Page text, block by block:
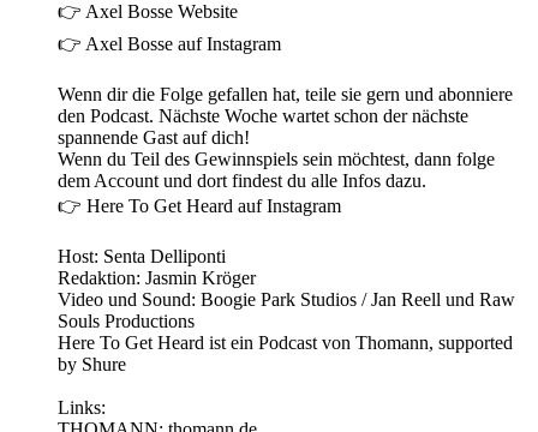
👉 Axel Bosse Website
👉 Axel Bosse auf Instagram
Wenn dir die Folge gefallen hat, teile sie gern und abonniere
den Podcast. Nächste Woche wartet schon der nächste
spannende Gast auf dich!
Wenn du Teil des Gewinnspiels sein möchtest, dann folge
dem Account und dort findest du alle Infos dazu.
👉 Here To Get Heard auf Instagram
Host: Senta Delliponti
Redaktion: Jasmin Kröger
Video und Sound: Boogie Park Studios / Jan Reell und Raw
Souls Productions
Here To Get Heard ist ein Podcast von Thomann, supported
by Shure
Links: